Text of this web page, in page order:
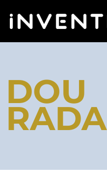
DOU
RADA